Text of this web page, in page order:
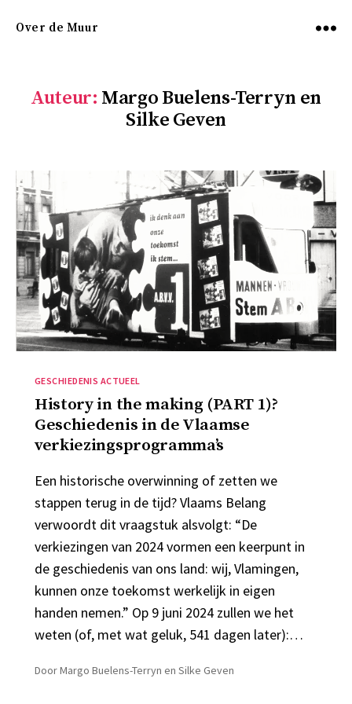
Over de Muur
Auteur: Margo Buelens-Terryn en
Silke Geven
Categorieën
GESCHIEDENIS ACTUEEL
History in the making (PART 1)?
Geschiedenis in de Vlaamse
verkiezingsprogramma’s
Een historische overwinning of zetten we
stappen terug in de tijd? Vlaams Belang
verwoordt dit vraagstuk alsvolgt: “De
verkiezingen van 2024 vormen een keerpunt in
de geschiedenis van ons land: wij, Vlamingen,
kunnen onze toekomst werkelijk in eigen
handen nemen.” Op 9 juni 2024 zullen we het
weten (of, met wat geluk, 541 dagen later):…
DoorMargo Buelens-Terryn en Silke Geven